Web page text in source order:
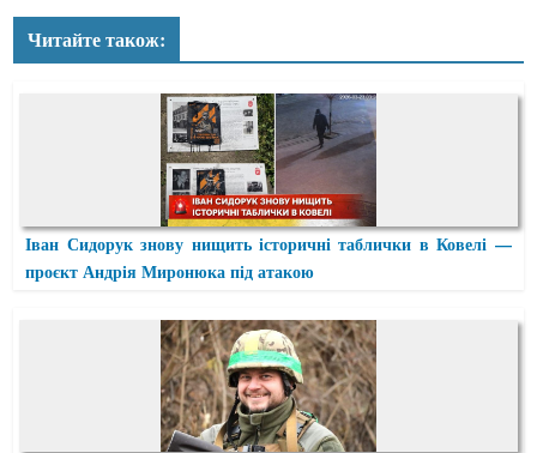
Читайте також:
Іван Сидорук знову нищить історичні таблички в Ковелі —
проєкт Андрія Миронюка під атакою